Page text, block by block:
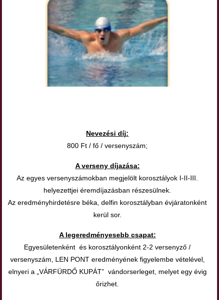
Nevezési díj:
800 Ft / fő / versenyszám;
A verseny díjazása:
Az egyes versenyszámokban megjelölt korosztályok I-II-III.
helyezettjei éremdíjazásban részesülnek.
Az eredményhirdetésre béka, delfin korosztályban évjáratonként
kerül sor.
A legeredményesebb csapat:
Egyesületenként és korosztályonként 2-2 versenyző /
versenyszám, LEN PONT eredményének figyelembe vételével,
elnyeri a „VÁRFÜRDŐ KUPÁT” vándorserleget, melyet egy évig
őrizhet.